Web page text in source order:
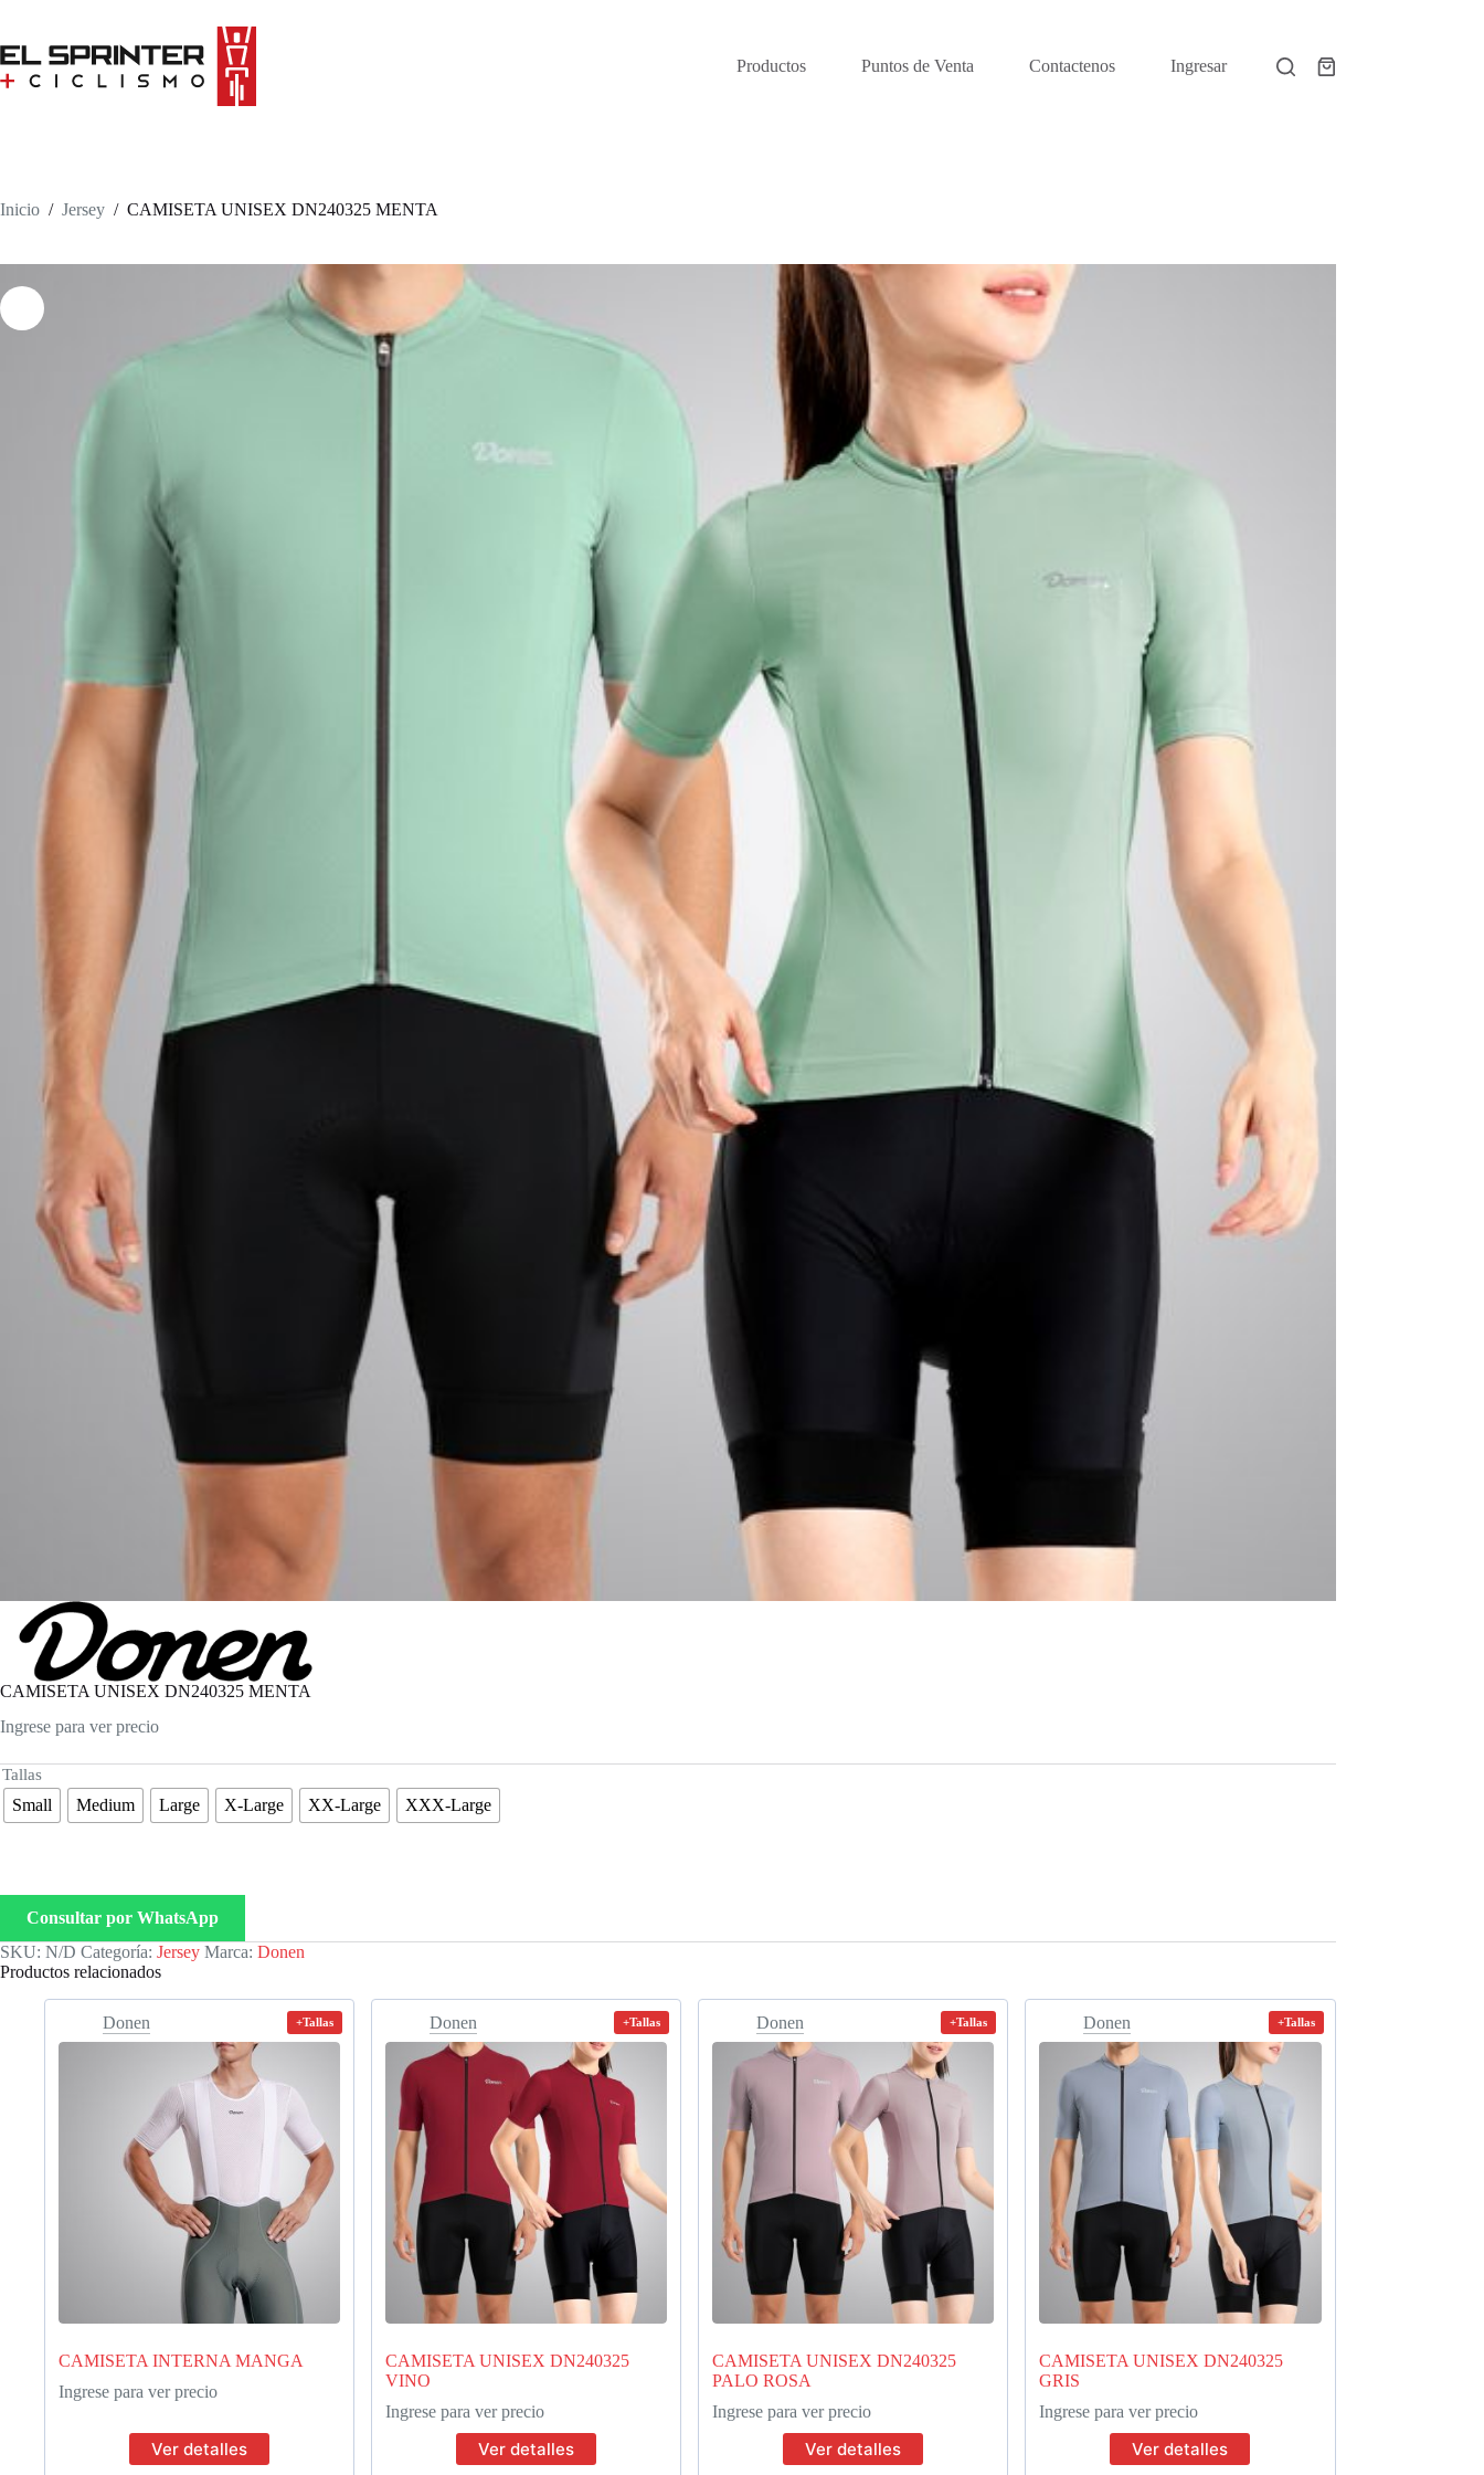
content
Productos
Puntos de Venta Contactenos Ingresar
Shopping
Inicio / Jersey / CAMISETA UNISEX DN240325 MENTA
CAMISETA UNISEX DN240325 MENTA
Ingrese para ver precio
Tallas
Small Medium Large X-Large XX-Large XXX-Large
Consultar por WhatsApp
SKU: N/D Categoría: Jersey Marca: Donen
Productos relacionados
Donen +Tallas
CAMISETA INTERNA MANGA
Ingrese para ver precio
Ver detalles
Donen +Tallas
CAMISETA UNISEX DN240325
VINO
Ingrese para ver precio
Ver detalles
Donen +Tallas
CAMISETA UNISEX DN240325
PALO ROSA
Ingrese para ver precio
Ver detalles
Donen +Tallas
CAMISETA UNISEX DN240325
GRIS
Ingrese para ver precio
Ver detalles